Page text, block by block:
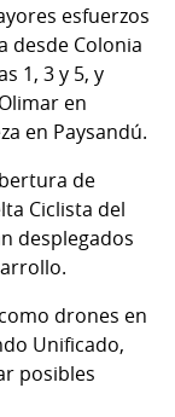
esfuerzos
desde Colonia
1, 3 y 5, y
en
en Paysandú.
de
Ciclista del
desplegados
drones en
Unificado,
posibles